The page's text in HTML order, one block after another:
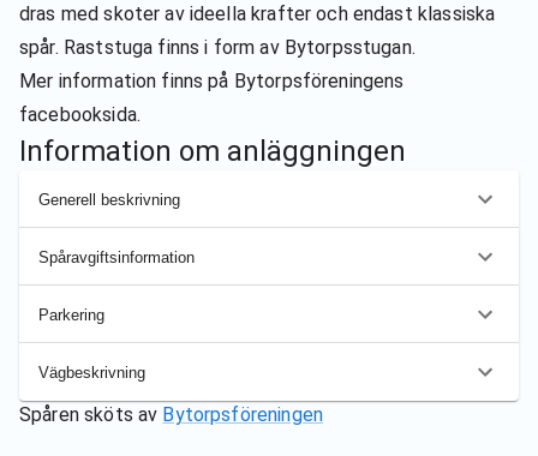
dras med skoter av ideella krafter och endast klassiska
spår. Raststuga finns i form av Bytorpsstugan.
Mer information finns på Bytorpsföreningens
facebooksida.
Information om anläggningen
Generell beskrivning
Spåravgiftsinformation
Parkering
Vägbeskrivning
Spåren sköts av Bytorpsföreningen